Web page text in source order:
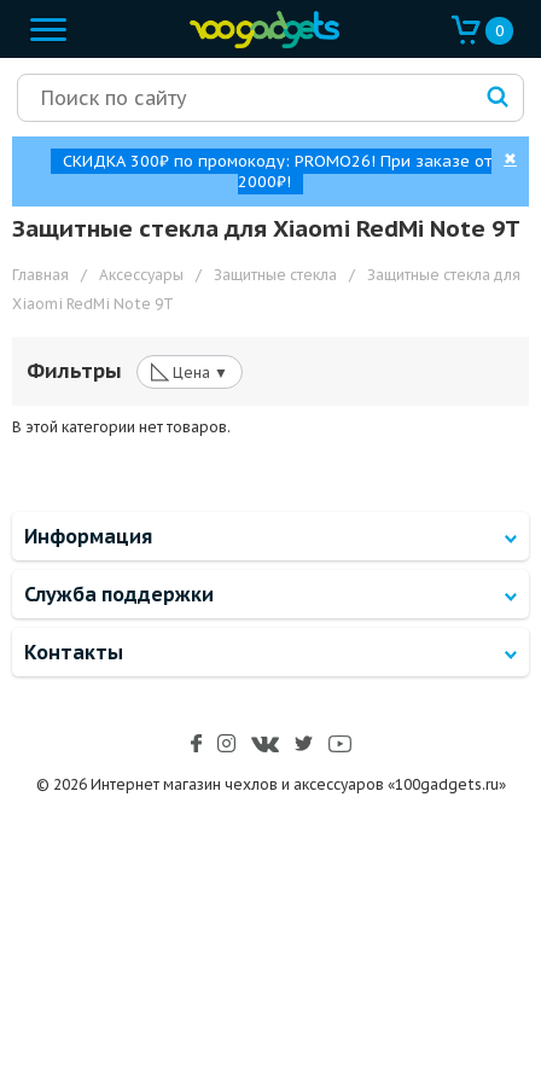
0
СКИДКА 300₽ по промокоду: PROMO26! При заказе от
2000₽!
✖
Защитные стекла для Xiaomi RedMi Note 9T
Главная / Аксессуары / Защитные стекла /
Защитные стекла для
Xiaomi RedMi Note 9T
Фильтры ◺ Цена ▼
В этой категории нет товаров.
Информация
Служба поддержки
Контакты
© 2026 Интернет магазин чехлов и аксессуаров «100gadgets.ru»